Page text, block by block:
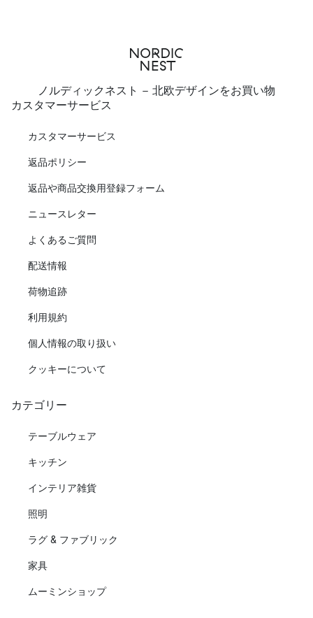
ノルディックネスト - 北欧デザインをお買い物
カスタマーサービス
カスタマーサービス
返品ポリシー
返品や商品交換用登録フォーム
ニュースレター
よくあるご質問
配送情報
荷物追跡
利用規約
個人情報の取り扱い
クッキーについて
カテゴリー
テーブルウェア
キッチン
インテリア雑貨
照明
ラグ & ファブリック
家具
ムーミンショップ